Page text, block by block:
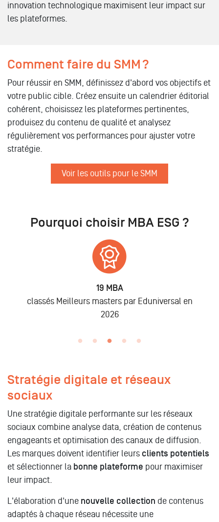
innovation technologique maximisent leur impact sur
les plateformes.
Comment faire du SMM ?
Pour réussir en SMM, définissez d'abord vos objectifs et
votre public cible. Créez ensuite un calendrier éditorial
cohérent, choisissez les plateformes pertinentes,
produisez du contenu de qualité et analysez
régulièrement vos performances pour ajuster votre
stratégie.
Voir les outils pour le SMM
Pourquoi choisir MBA ESG ?
6 875Alumni
lors des promo 2019 à 2025
Stratégie digitale et réseaux
sociaux
Une stratégie digitale performante sur les réseaux
sociaux combine analyse data, création de contenus
engageants et optimisation des canaux de diffusion.
Les marques doivent identifier leurs clients potentiels
et sélectionner la bonne plateforme pour maximiser
leur impact.
L'élaboration d'une nouvelle collection de contenus
adaptés à chaque réseau nécessite une